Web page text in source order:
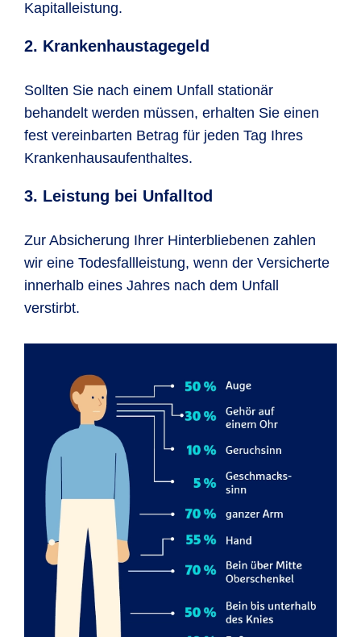
Kapitalleistung.
2. Krankenhaustagegeld
Sollten Sie nach einem Unfall stationär
behandelt werden müssen, erhalten Sie einen
fest vereinbarten Betrag für jeden Tag Ihres
Krankenhausaufenthaltes.
3. Leistung bei Unfalltod
Zur Absicherung Ihrer Hinterbliebenen zahlen
wir eine Todesfallleistung, wenn der Versicherte
innerhalb eines Jahres nach dem Unfall
verstirbt.